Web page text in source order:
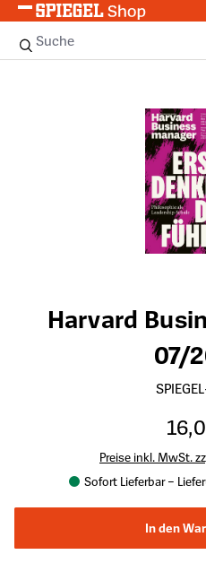
Zum Hauptinhalt springen
Suche
Harvard
07/
Preise inkl. MwSt.
Sofort Lieferbar –
In den